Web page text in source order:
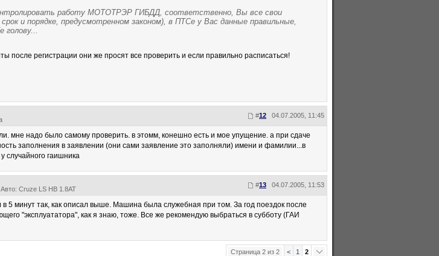
работу МОТОТРЭР ГИБДД, соответственно, Вы все свои
и порядке, предусмотренном законом), в ПТСе у Вас данные правильные,
голову...
после регистрации они же просят все проверить и если правильно расписаться!
#12 04.07.2005, 11:45
мне надо было самому проверить. в этомм, конешно есть и мое упущение. а при сдаче
заполнения в заявлении (они сами заявление это заполняли) имени и фамилии...в
случайного гаишника
Cruze LS HB 1.8AT
#13 04.07.2005, 11:53
5 минут так, как описал выше. Машина была служебная при том. За год поездок после
"эксплуататора", как я знаю, тоже. Все же рекомендую выбраться в субботу (ГАИ
Страница 2 из 2 < 1
2